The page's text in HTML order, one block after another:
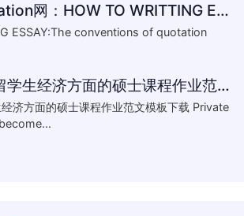
留学生dissertation网：HOW TO WRITTING ESSAY:The conventions of
ESSAY:The conventions of quotation
英国邓迪大学留学生经济方面的硕士课程作业范文模板下载-What are the major obstacles that confront Chinese private firms in today
济方面的硕士课程作业范文模板下载 Private